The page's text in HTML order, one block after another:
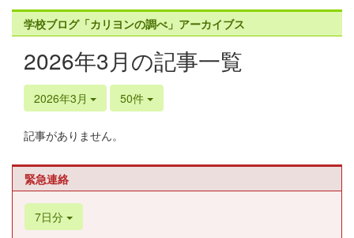
学校ブログ「カリヨンの調べ」アーカイブス
2026年3月の記事一覧
2026年3月 50件
記事がありません。
緊急連絡
7日分